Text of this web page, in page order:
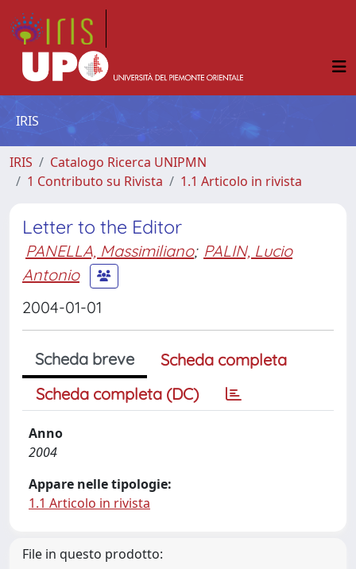
IRIS
IRIS
Catalogo Ricerca UNIPMN
1 Contributo su Rivista
1.1 Articolo in rivista
Letter to the Editor
PANELLA, Massimiliano; PALIN, Lucio
Antonio
2004-01-01
Scheda breve
Scheda completa
Scheda completa (DC)
Anno
2004
Appare nelle tipologie:
1.1 Articolo in rivista
File in questo prodotto: